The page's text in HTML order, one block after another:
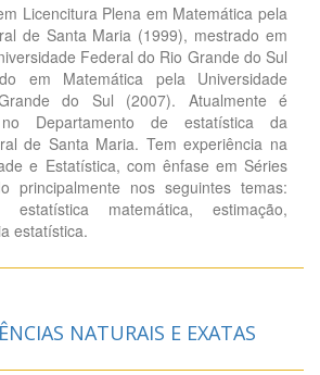
Licencitura Plena em Matemática pela
de Santa Maria (1999), mestrado em
Federal do Rio Grande do Sul
em Matemática pela Universidade
do Sul (2007). Atualmente é
Departamento de estatística da
de Santa Maria. Tem experiência na
e Estatística, com ênfase em Séries
principalmente nos seguintes temas:
estatística matemática, estimação,
estatística.
NATURAIS E EXATAS